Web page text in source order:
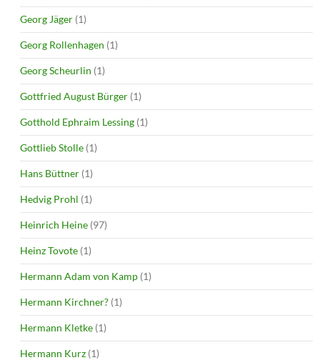
Georg Jäger (1)
Georg Rollenhagen (1)
Georg Scheurlin (1)
Gottfried August Bürger (1)
Gotthold Ephraim Lessing (1)
Gottlieb Stolle (1)
Hans Büttner (1)
Hedvig Prohl (1)
Heinrich Heine (97)
Heinz Tovote (1)
Hermann Adam von Kamp (1)
Hermann Kirchner? (1)
Hermann Kletke (1)
Hermann Kurz (1)